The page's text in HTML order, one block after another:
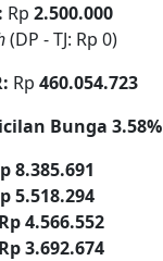
Rp 2.500.000
(DP - TJ: Rp 0)
Rp 460.054.723
Bunga 3.58%
8.385.691
5.518.294
Rp 4.566.552
Rp 3.692.674